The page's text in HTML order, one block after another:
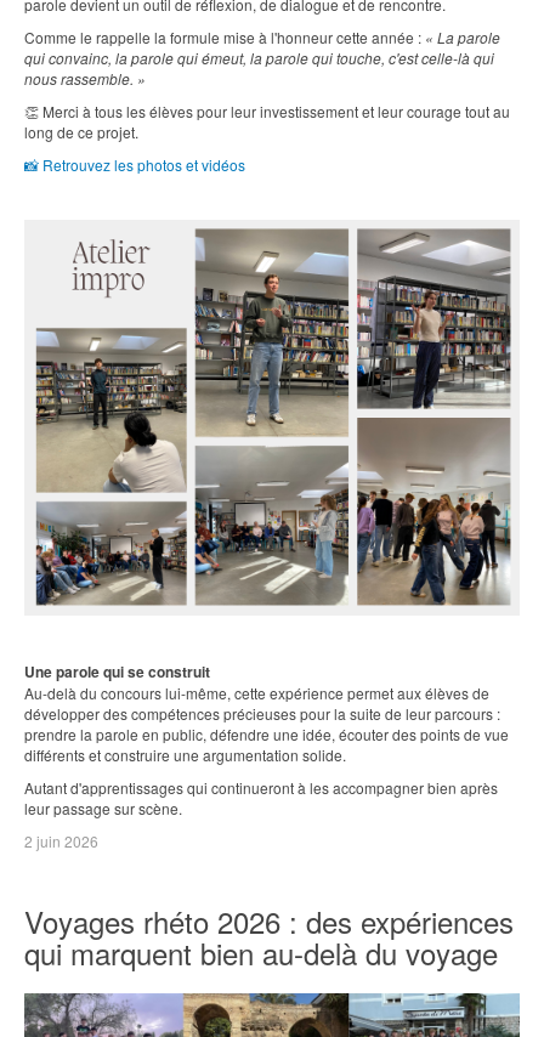
Comme le rappelle la formule mise à l'honneur cette année : « La parole
qui convainc, la parole qui émeut, la parole qui touche, c'est celle-là qui
nous rassemble. »
👏 Merci à tous les élèves pour leur investissement et leur courage tout au
long de ce projet.
📸 Retrouvez les photos et vidéos
Une parole qui se construit
Au-delà du concours lui-même, cette expérience permet aux élèves de
développer des compétences précieuses pour la suite de leur parcours :
prendre la parole en public, défendre une idée, écouter des points de vue
différents et construire une argumentation solide.
Autant d'apprentissages qui continueront à les accompagner bien après
leur passage sur scène.
2 juin 2026
Voyages rhéto 2026 : des expériences
qui marquent bien au-delà du voyage